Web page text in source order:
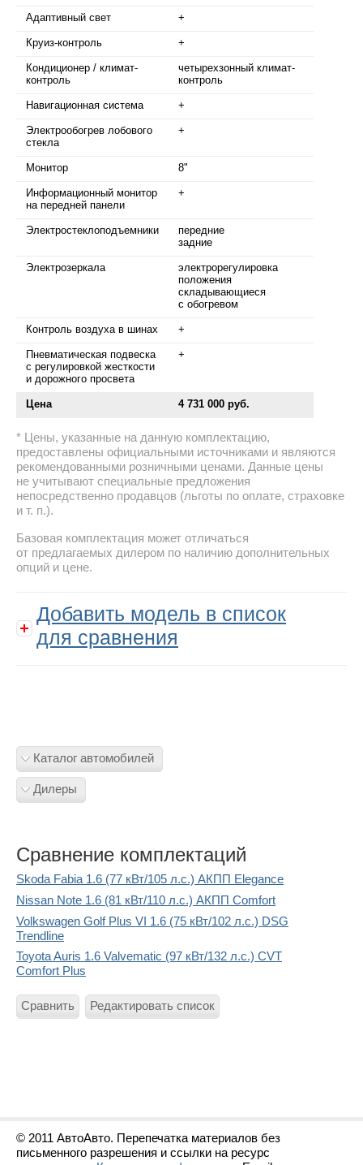
Адаптивный свет +
Круиз-контроль +
Кондиционер / климат-
контроль
четырехзонный климат-
контроль
Навигационная система +
Электрообогрев лобового
стекла
+
Монитор 8"
Информационный монитор
на передней панели
+
Электростеклоподъемники
передние
задние
Электрозеркала
электрорегулировка
положения
складывающиеся
с обогревом
Контроль воздуха в шинах +
Пневматическая подвеска
с регулировкой жесткости
и дорожного просвета
+
Цена 4 731 000 руб.
Цены, указанные на данную комплектацию,
предоставлены официальными источниками и являются
рекомендованными розничными ценами. Данные цены
не учитывают специальные предложения
непосредственно продавцов (льготы по оплате, страховке
и т. п.).
Базовая комплектация может отличаться
от предлагаемых дилером по наличию дополнительных
опций и цене.
Добавить модель в список
для сравнения
Каталог автомобилей
Дилеры
Сравнение комплектаций
Skoda Fabia 1.6 (77 кВт/105 л.с.) АКПП Elegance
Nissan Note 1.6 (81 кВт/110 л.с.) АКПП Comfort
Volkswagen Golf Plus VI 1.6 (75 кВт/102 л.с.) DSG
Trendline
Toyota Auris 1.6 Valvematic (97 кВт/132 л.с.) CVT
Comfort Plus
Сравнить Редактировать список
© 2011 АвтоАвто. Перепечатка материалов без
письменного разрешения и ссылки на ресурс